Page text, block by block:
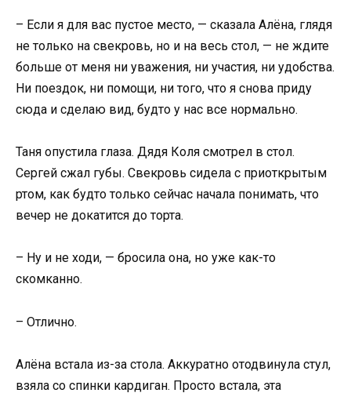
– Если я для вас пустое место, — сказала Алёна, глядя
не только на свекровь, но и на весь стол, — не ждите
больше от меня ни уважения, ни участия, ни удобства.
Ни поездок, ни помощи, ни того, что я снова приду
сюда и сделаю вид, будто у нас все нормально.
Таня опустила глаза. Дядя Коля смотрел в стол.
Сергей сжал губы. Свекровь сидела с приоткрытым
ртом, как будто только сейчас начала понимать, что
вечер не докатится до торта.
– Ну и не ходи, — бросила она, но уже как-то
скомканно.
– Отлично.
Алёна встала из-за стола. Аккуратно отодвинула стул,
взяла со спинки кардиган. Просто встала, эта